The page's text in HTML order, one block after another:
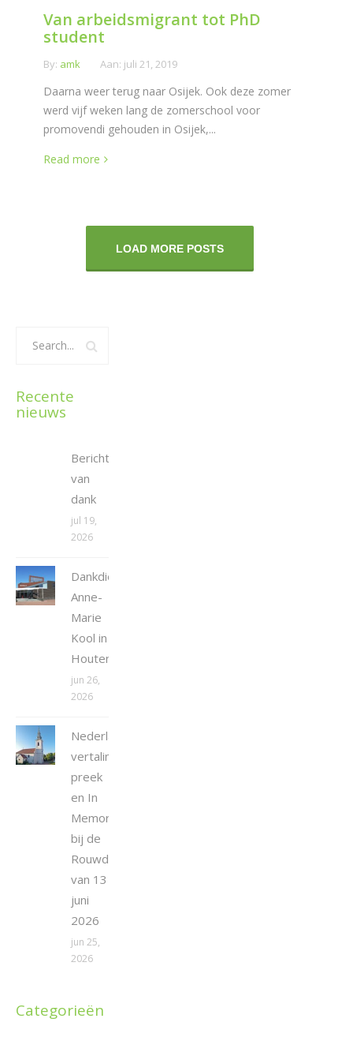
Van arbeidsmigrant tot PhD
student
By: amk Aan: juli 21, 2019
Daarna weer terug naar Osijek. Ook deze zomer
werd vijf weken lang de zomerschool voor
promovendi gehouden in Osijek,...
Read more
LOAD MORE POSTS
Recente
nieuws
Bericht
van
dank
jul 19,
2026
Dankdienst
Anne-
Marie
Kool in
Houten
jun 26,
2026
Nederlandse
vertaling
preek
en In
Memoriam
bij de
Rouwdienst
van 13
juni
2026
jun 25,
2026
Categorieën